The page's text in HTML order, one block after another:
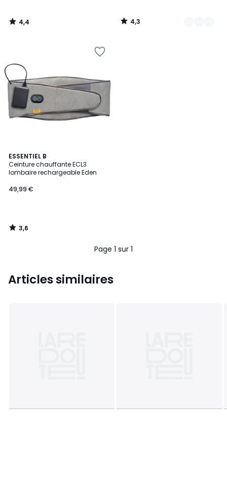
4,4
/
4,3
/
ESSENTIEL B
Ceinture chauffante ECL3
lombaire rechargeable Eden
49,99 €
3,6
/ 5
3,6
/
Page 1 sur 1
Articles similaires